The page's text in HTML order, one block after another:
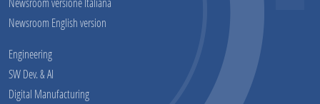
Newsroom English version
Engineering
SW Dev. & AI
Digital Manufacturing